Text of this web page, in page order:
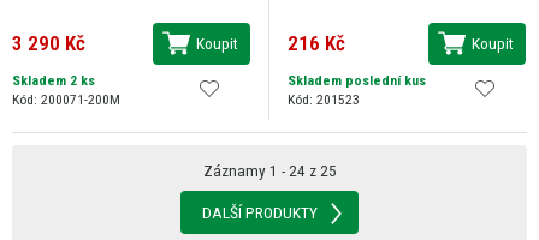
3 290 Kč Koupit
Skladem 2 ks
Kód: 200071-200M
216 Kč Koupit
Skladem poslední kus
Kód: 201523
Záznamy 1 - 24 z 25
DALŠÍ PRODUKTY